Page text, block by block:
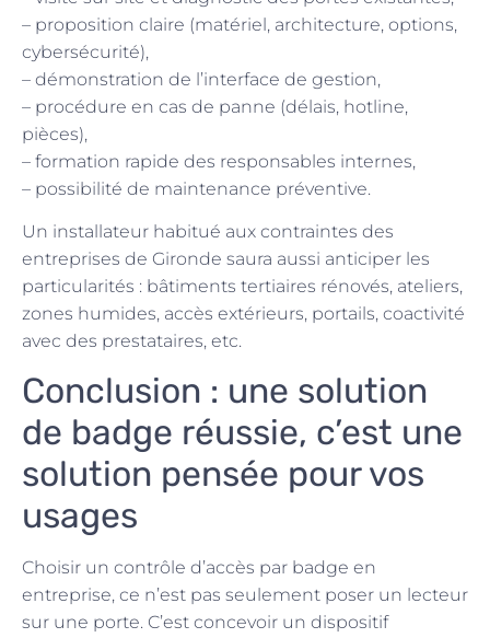
– proposition claire (matériel, architecture, options,
cybersécurité),
– démonstration de l’interface de gestion,
– procédure en cas de panne (délais, hotline,
pièces),
– formation rapide des responsables internes,
– possibilité de maintenance préventive.
Un installateur habitué aux contraintes des
entreprises de Gironde saura aussi anticiper les
particularités : bâtiments tertiaires rénovés, ateliers,
zones humides, accès extérieurs, portails, coactivité
avec des prestataires, etc.
Conclusion : une solution
de badge réussie, c’est une
solution pensée pour vos
usages
Choisir un contrôle d’accès par badge en
entreprise, ce n’est pas seulement poser un lecteur
sur une porte. C’est concevoir un dispositif